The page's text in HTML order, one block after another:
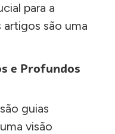
para a
são uma
e Profundos
guias
visão